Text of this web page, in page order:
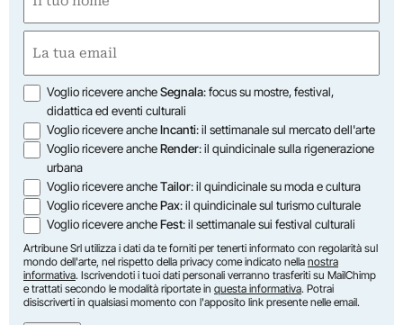
(Required)
First
(Required)
Opzioni
Voglio ricevere ancheSegnala: focus su mostre, festival,
didattica ed eventi culturali
Voglio ricevere ancheIncanti: il settimanale sul mercato dell'arte
Voglio ricevere ancheRender: il quindicinale sulla rigenerazione
urbana
Voglio ricevere ancheTailor: il quindicinale su moda e cultura
Voglio ricevere anchePax: il quindicinale sul turismo culturale
Voglio ricevere ancheFest: il settimanale sui festival culturali
Artribune Srl utilizza i dati da te forniti per tenerti informato con regolarità sul
mondo dell'arte, nel rispetto della privacy come indicato nella nostra
informativa. Iscrivendoti i tuoi dati personali verranno trasferiti su MailChimp
e trattati secondo le modalità riportate in questa informativa. Potrai
disiscriverti in qualsiasi momento con l'apposito link presente nelle email.